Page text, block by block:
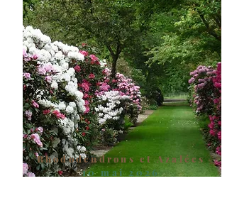
Rhododendrons et Azalées
10 mai 2026